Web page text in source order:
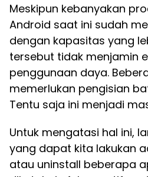
Meskipun kebanyakan
Android saat ini sudah
dengan kapasitas yang
tersebut tidak menjamin
penggunaan daya.
memerlukan pengisian
Tentu saja ini menjadi
Untuk mengatasi hal ini,
yang dapat kita lakukan
atau uninstall beberapa